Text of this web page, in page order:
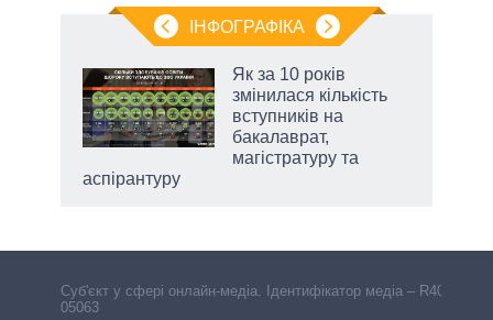
ІНФОГРАФІКА
Як за 10 років
змінилася кількість
вступників на
бакалаврат,
магістратуру та
аспірантуру
Cуб'єкт у сфері онлайн-медіа. Ідентифікатор медіа – R40-
05063